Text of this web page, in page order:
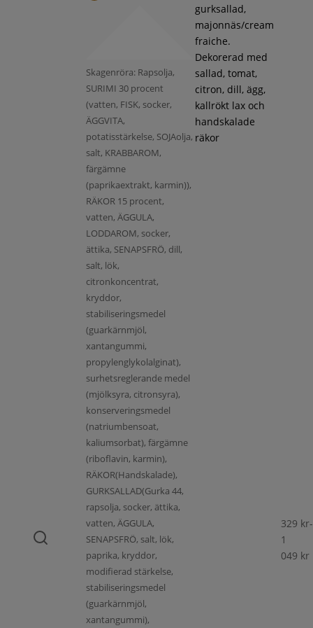
Skagenröra: Rapsolja,
SURIMI 30 procent
(vatten, FISK, socker,
ÄGGVITA,
potatisstärkelse, SOJAolja,
salt, KRABBAROM,
färgämne
(paprikaextrakt, karmin)),
RÄKOR 15 procent,
vatten, ÄGGULA,
LODDAROM, socker,
ättika, SENAPSFRÖ, dill,
salt, lök,
citronkoncentrat,
kryddor,
stabiliseringsmedel
(guarkärnmjöl,
xantangummi,
propylenglykolalginat),
surhetsreglerande medel
(mjölksyra, citronsyra),
konserveringsmedel
(natriumbensoat,
kaliumsorbat), färgämne
(riboflavin, karmin),
RÄKOR(Handskalade),
GURKSALLAD(Gurka 44,
rapsolja, socker, ättika,
vatten, ÄGGULA,
SENAPSFRÖ, salt, lök,
paprika, kryddor,
modifierad stärkelse,
stabiliseringsmedel
(guarkärnmjöl,
xantangummi),
gurksallad,
majonnäs/cream
fraiche.
Dekorerad med
sallad, tomat,
citron, dill, ägg,
kallrökt lax och
handskalade
räkor
329 kr-
1
049 kr